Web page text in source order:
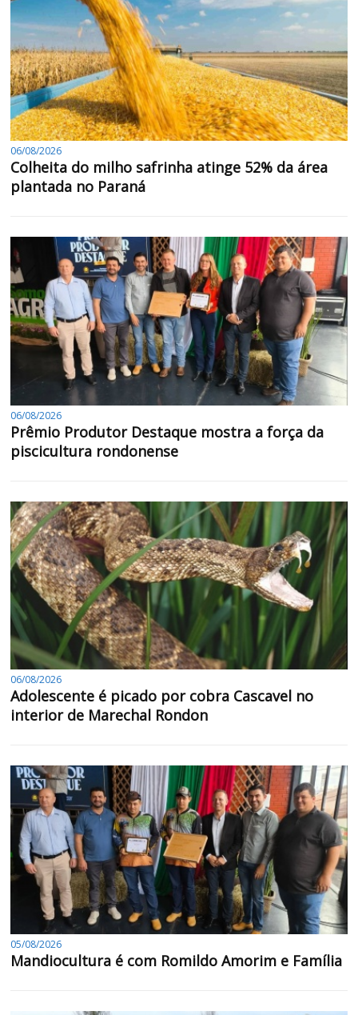
06/08/2026
Colheita do milho safrinha atinge 52% da área
plantada no Paraná
06/08/2026
Prêmio Produtor Destaque mostra a força da
piscicultura rondonense
06/08/2026
Adolescente é picado por cobra Cascavel no
interior de Marechal Rondon
05/08/2026
Mandiocultura é com Romildo Amorim e Família